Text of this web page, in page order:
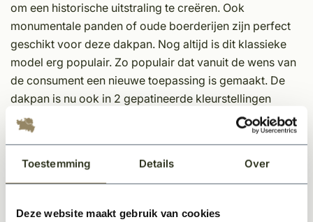
Toestemming Details Over
Deze website maakt gebruik van cookies
om een historische uitstraling te creëren. Ook
monumentale panden of oude boerderijen zijn perfect
geschikt voor deze dakpan. Nog altijd is dit klassieke
model erg populair. Zo populair dat vanuit de wens van
de consument een nieuwe toepassing is gemaakt. De
dakpan is nu ook in 2 gepatineerde kleurstellingen
verkrijgbaar om het historische karakter terug te laten
komen. Bij patineren wordt een keramische laag
levert onder meer de prachtig geschakeerde tinten oud
Kleur keramische dakpan type OVH rood